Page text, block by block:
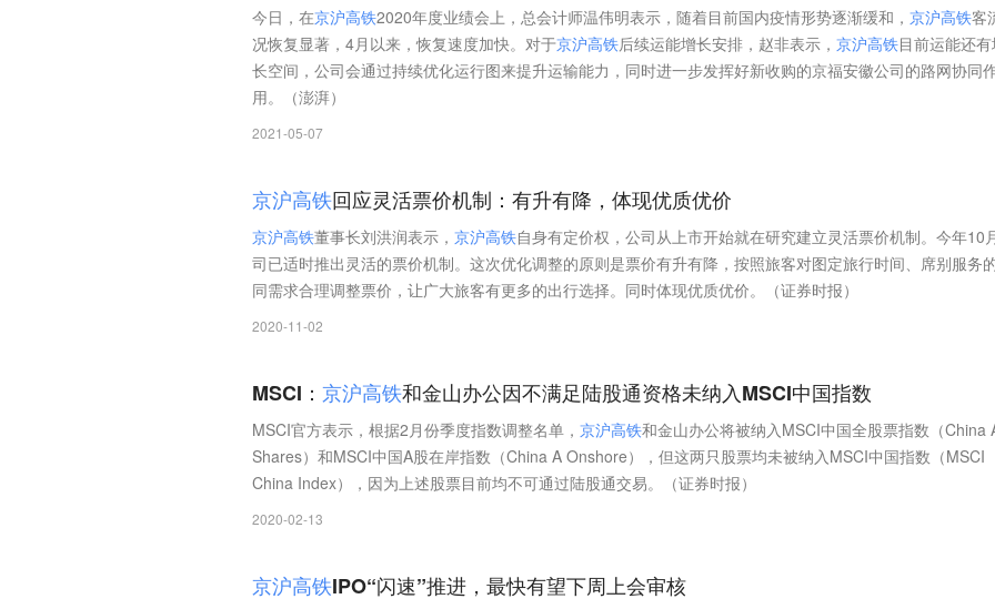
今日，在京沪高铁2020年度业绩会上，总会计师温伟明表示，随着目前国内疫情形势逐渐缓和， 京沪高铁客
况恢复显著，4月以来，恢复速度加快。对于京沪高铁后续运能增长安排，赵非表示， 京沪高铁目前运能还
长空间，公司会通过持续优化运行图来提升运输能力，同时进一步发挥好新收购的京福安徽公司的路网协同
用。（澎湃）
2021-05-07
京沪高铁回应灵活票价机制：有升有降，体现优质优价
京沪高铁董事长刘洪润表示， 京沪高铁自身有定价权，公司从上市开始就在研究建立灵活票价机制。今年10
司已适时推出灵活的票价机制。这次优化调整的原则是票价有升有降，按照旅客对图定旅行时间、席别服务
同需求合理调整票价，让广大旅客有更多的出行选择。同时体现优质优价。（证券时报）
2020-11-02
MSCI： 京沪高铁和金山办公因不满足陆股通资格未纳入MSCI中国指数
MSCI官方表示，根据2月份季度指数调整名单， 京沪高铁和金山办公将被纳入MSCI中国全股票指数（China
Shares）和MSCI中国A股在岸指数（China A Onshore），但这两只股票均未被纳入MSCI中国指数（MSCI
China Index），因为上述股票目前均不可通过陆股通交易。（证券时报）
2020-02-13
京沪高铁IPO“闪速”推进，最快有望下周上会审核